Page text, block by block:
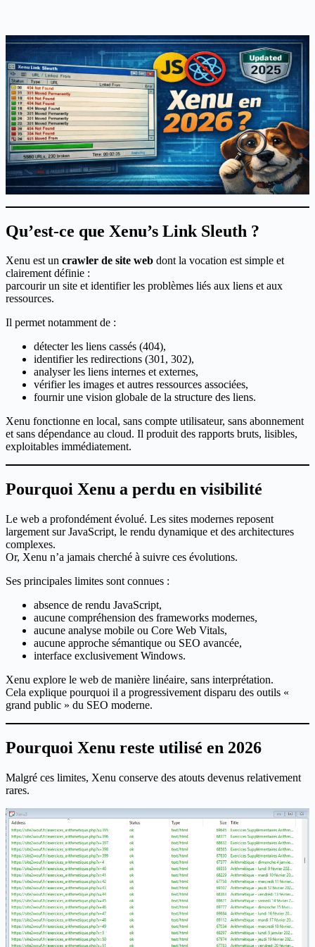
Qu’est-ce que Xenu’s Link Sleuth ?
Xenu est un crawler de site web dont la vocation est simple et
clairement définie :
parcourir un site et identifier les problèmes liés aux liens et aux
ressources.
Il permet notamment de :
détecter les liens cassés (404),
identifier les redirections (301, 302),
analyser les liens internes et externes,
vérifier les images et autres ressources associées,
fournir une vision globale de la structure des liens.
Xenu fonctionne en local, sans compte utilisateur, sans abonnement
et sans dépendance au cloud. Il produit des rapports bruts, lisibles,
exploitables immédiatement.
Pourquoi Xenu a perdu en visibilité
Le web a profondément évolué. Les sites modernes reposent
largement sur JavaScript, le rendu dynamique et des architectures
complexes.
Or, Xenu n’a jamais cherché à suivre ces évolutions.
Ses principales limites sont connues :
absence de rendu JavaScript,
aucune compréhension des frameworks modernes,
aucune analyse mobile ou Core Web Vitals,
aucune approche sémantique ou SEO avancée,
interface exclusivement Windows.
Xenu explore le web de manière linéaire, sans interprétation.
Cela explique pourquoi il a progressivement disparu des outils «
grand public » du SEO moderne.
Pourquoi Xenu reste utilisé en 2026
Malgré ces limites, Xenu conserve des atouts devenus relativement
rares.